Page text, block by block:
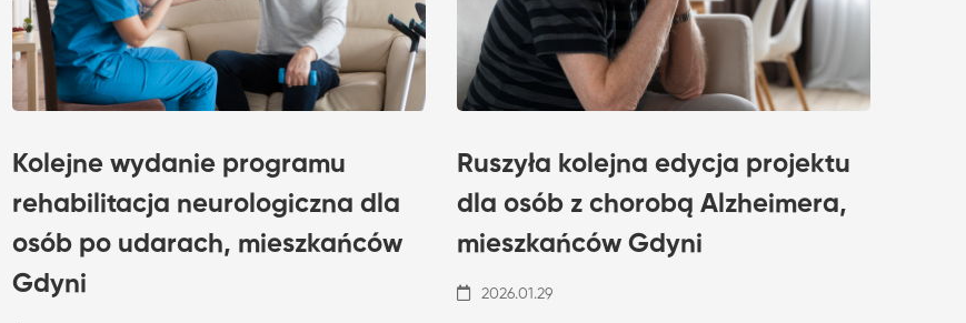
Kolejne wydanie programu
rehabilitacja neurologiczna dla
osób po udarach, mieszkańców
Gdyni
Ruszyła kolejna edycja projektu
dla osób z chorobą Alzheimera,
mieszkańców Gdyni
2026.01.29